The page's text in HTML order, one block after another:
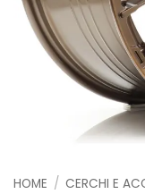
HOME / CERCHI E